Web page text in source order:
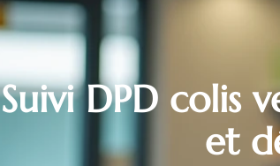
Suivi DPD colis
et